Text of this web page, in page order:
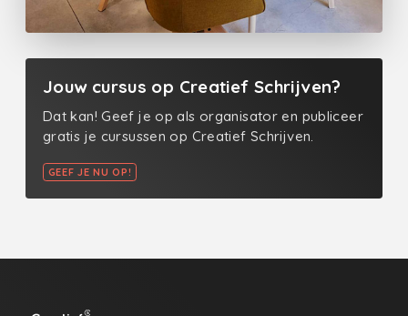
Jouw cursus op Creatief Schrijven?
Dat kan! Geef je op als organisator en publiceer
gratis je cursussen op Creatief Schrijven.
GEEF JE NU OP!